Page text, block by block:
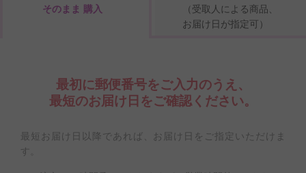
そのまま 購入
（受取人による商品、
お届け日が指定可）
最初に郵便番号をご入力のうえ、
最短のお届け日をご確認ください。
最短お届け日以降であれば、お届け日をご指定いただけま
す。